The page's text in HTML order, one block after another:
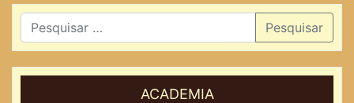
Pesquisar
ACADEMIA